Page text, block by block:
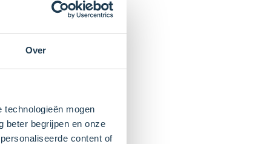
Over
mogen
beter begrijpen en onze
content of